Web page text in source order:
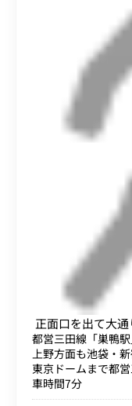
正面口を出て大
都営三田線「巣鴨
上野方面も池袋・
東京ドームまで都
車時間7分